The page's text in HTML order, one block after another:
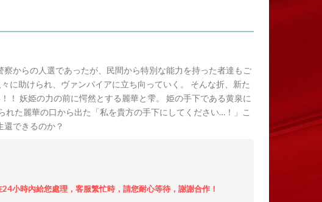
からの人選であったが、民間から特別な能力を持った者達もご
に助けられ、ヴァンパイアに立ち向っていく。 そんな折、新た
！ 妖姫の力の前に愕然とする麗華と雫。 姫の手下である黄泉に
た麗華の口から出た「私を貴方の手下にしてください…！」こ
できるのか？
小時內給您處理，客服繁忙時，請您耐心等待，謝謝合作！